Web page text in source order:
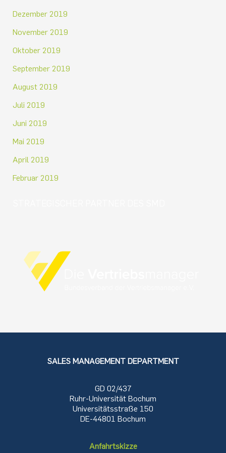
Dezember 2019
November 2019
Oktober 2019
September 2019
August 2019
Juli 2019
Juni 2019
Mai 2019
April 2019
Februar 2019
SALES MANAGEMENT DEPARTMENT
GD 02/437
Ruhr-Universität Bochum
Universitätsstraße 150
DE-44801 Bochum
Anfahrtskizze